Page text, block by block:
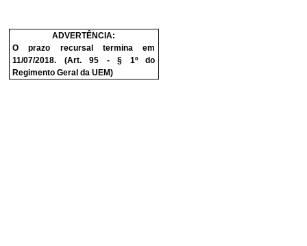
ADVERTÊNCIA:
O prazo recursal termina em
11/07/2018. (Art. 95 - § 1º do
Regimento Geral da UEM)